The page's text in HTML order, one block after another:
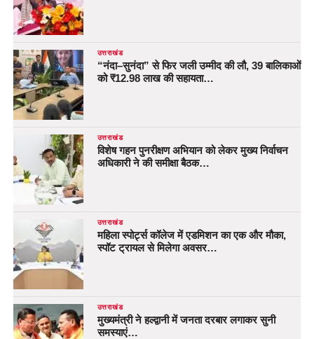
उत्तराखंड
“नंदा–सुनंदा” से फिर जली उम्मीद की लौ, 39 बालिकाओं
को ₹12.98 लाख की सहायता…
उत्तराखंड
विशेष गहन पुनरीक्षण अभियान को लेकर मुख्य निर्वाचन
अधिकारी ने की समीक्षा बैठक…
उत्तराखंड
महिला स्पोर्ट्स कॉलेज में एडमिशन का एक और मौका,
स्पॉट ट्रायल से मिलेगा अवसर…
उत्तराखंड
मुख्यमंत्री ने हल्द्वानी में जनता दरबार लगाकर सुनी
समस्याएं…